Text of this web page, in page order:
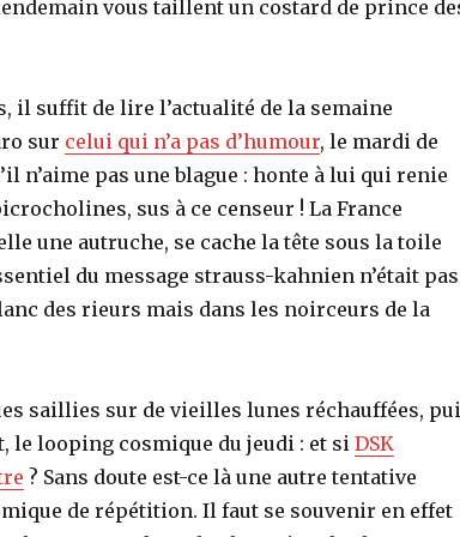
vous taillent un costard de prince
il suffit de lire l’actualité de la semaine
sur celui qui n’a pas d’humour, le mardi de
n’aime pas une blague : honte à lui qui renie
sus à ce censeur ! La France
une autruche, se cache la tête sous la toile
du message strauss-kahnien n’était
des rieurs mais dans les noirceurs de la
saillies sur de vieilles lunes réchauffées,
le looping cosmique du jeudi : et si DSK
? Sans doute est-ce là une autre tentative
de répétition. Il faut se souvenir en effet